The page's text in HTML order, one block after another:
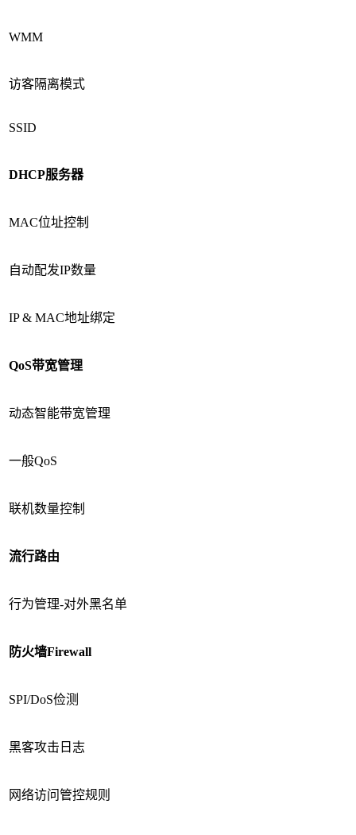
WMM
访客隔离模式
SSID
DHCP服务器
MAC位址控制
自动配发IP数量
IP & MAC地址绑定
QoS带宽管理
动态智能带宽管理
一般QoS
联机数量控制
流行路由
行为管理-对外黑名单
防火墙Firewall
SPI/DoS俭测
黑客攻击日志
网络访问管控规则